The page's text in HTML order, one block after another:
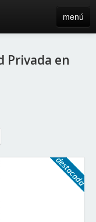
menú
Privada en